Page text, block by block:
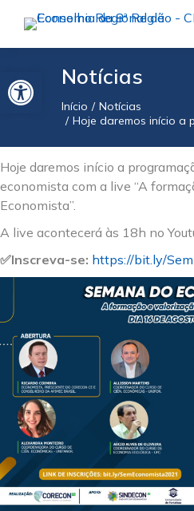
Barra de Ferramentas AbertaNotícias
Você está aqui:
Início
Notícias
Hoje daremos início a
Hoje daremos início a
economista com a live “A
Economista”.
A live acontecerá às 18h no
✅Inscreva-se: https://bit.ly/